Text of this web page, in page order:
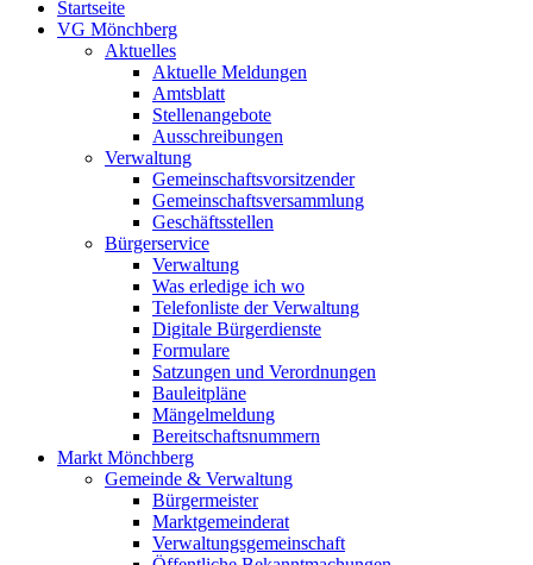
Startseite
VG Mönchberg
Aktuelles
Aktuelle Meldungen
Amtsblatt
Stellenangebote
Ausschreibungen
Verwaltung
Gemeinschaftsvorsitzender
Gemeinschaftsversammlung
Geschäftsstellen
Bürgerservice
Verwaltung
Was erledige ich wo
Telefonliste der Verwaltung
Digitale Bürgerdienste
Formulare
Satzungen und Verordnungen
Bauleitpläne
Mängelmeldung
Bereitschaftsnummern
Markt Mönchberg
Gemeinde & Verwaltung
Bürgermeister
Marktgemeinderat
Verwaltungsgemeinschaft